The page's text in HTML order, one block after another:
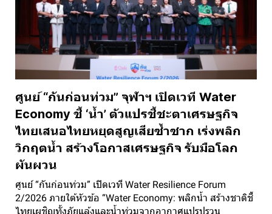
ศูนย์ “กันก่อนท่วม” จุฬาฯ เปิดเวที Water
Economy ชี้ ‘น้ำ’ ตัวแปรชี้ชะตาเศรษฐกิจ
ไทยเสนอไทยหยุดสูญเสียซ้ำซาก เร่งพลิก
วิกฤตน้ำ สร้างโอกาสเศรษฐกิจ รับมือโลก
ผันผวน
ศูนย์ “กันก่อนท่วม” เปิดเวที Water Resilience Forum
2/2026 ภายใต้หัวข้อ “Water Economy: พลิกน้ำ สร้างชาติชี้
ไทยเผชิญทั้งภัยแล้งและน้ำท่วมจากอากาศแปรปรวน